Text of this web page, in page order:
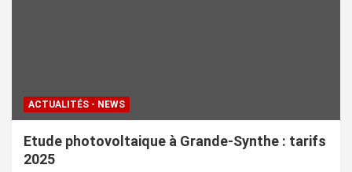
ACTUALITÉS - NEWS
Etude photovoltaique à Grande-Synthe : tarifs
2025